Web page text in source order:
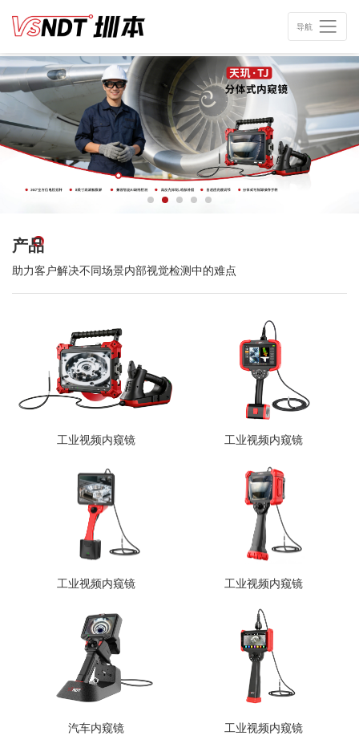
导航
产品
助力客户解决不同场景内部视觉检测中的难点
工业视频内窥镜 工业视频内窥镜
工业视频内窥镜 工业视频内窥镜
汽车内窥镜 工业视频内窥镜